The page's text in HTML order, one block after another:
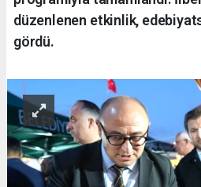
düzenlenen etkinlik,
gördü.